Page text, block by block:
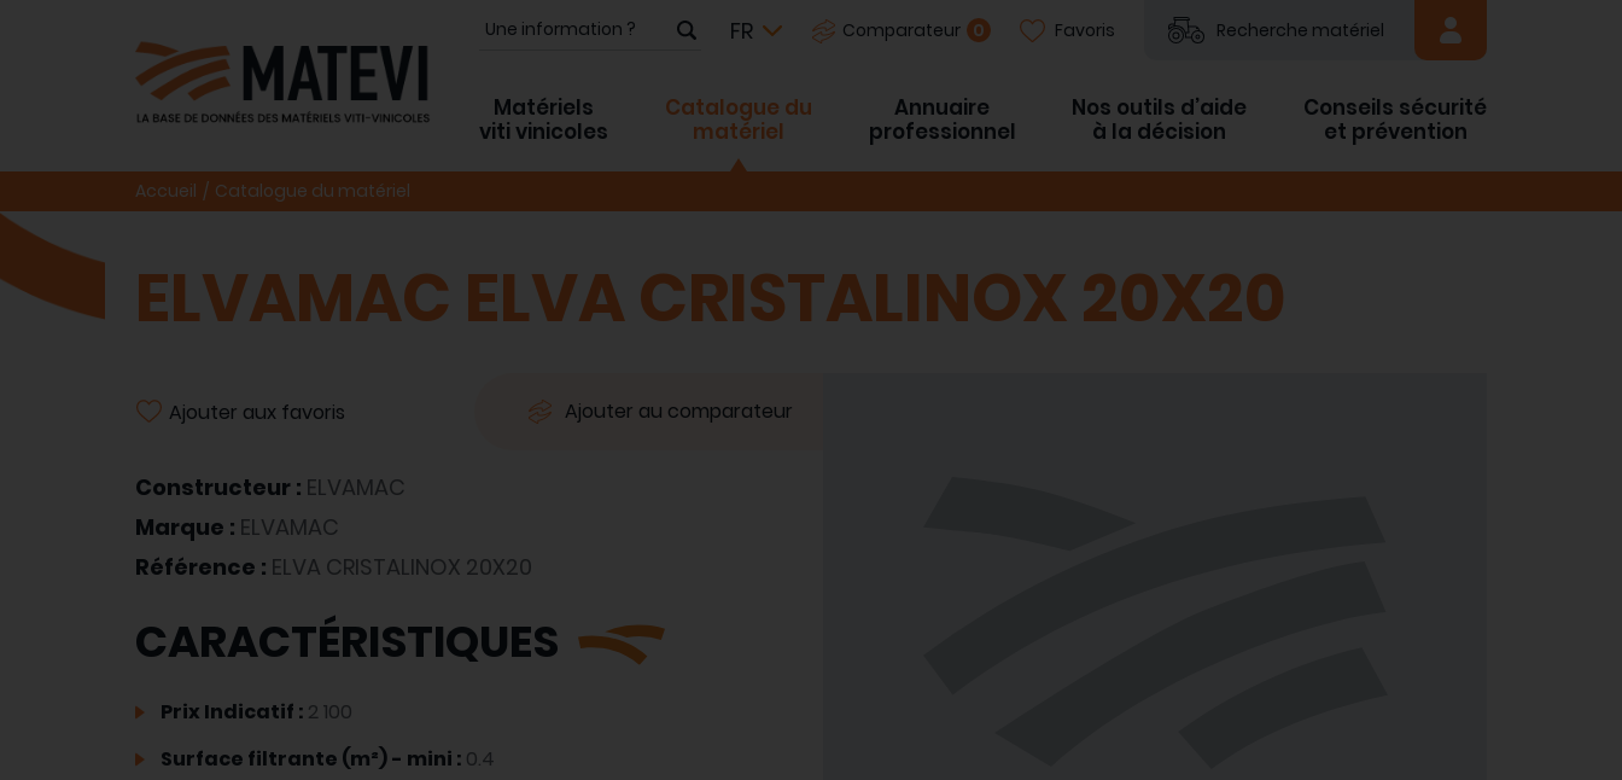
Comparateur 0 Favoris Recherche matériel
Matériels
viti vinicoles
Catalogue du
matériel
Annuaire
professionnel
Nos outils d’aide
à la décision
Conseils sécurité
et prévention
Accueil Catalogue du matériel
ELVAMAC ELVA CRISTALINOX 20X20
Ajouter aux favoris Ajouter au comparateur
Constructeur : ELVAMAC
Marque : ELVAMAC
Référence : ELVA CRISTALINOX 20X20
CARACTÉRISTIQUES
Prix Indicatif : 2 100
Surface filtrante (m²) - mini : 0.4